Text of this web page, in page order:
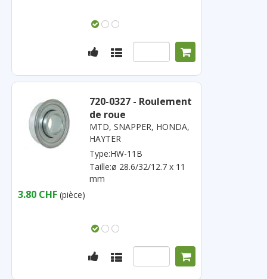
720-0327 - Roulement
de roue
MTD, SNAPPER, HONDA,
HAYTER
Type:HW-11B
Taille:ø 28.6/32/12.7 x 11
mm
3.80 CHF (pièce)